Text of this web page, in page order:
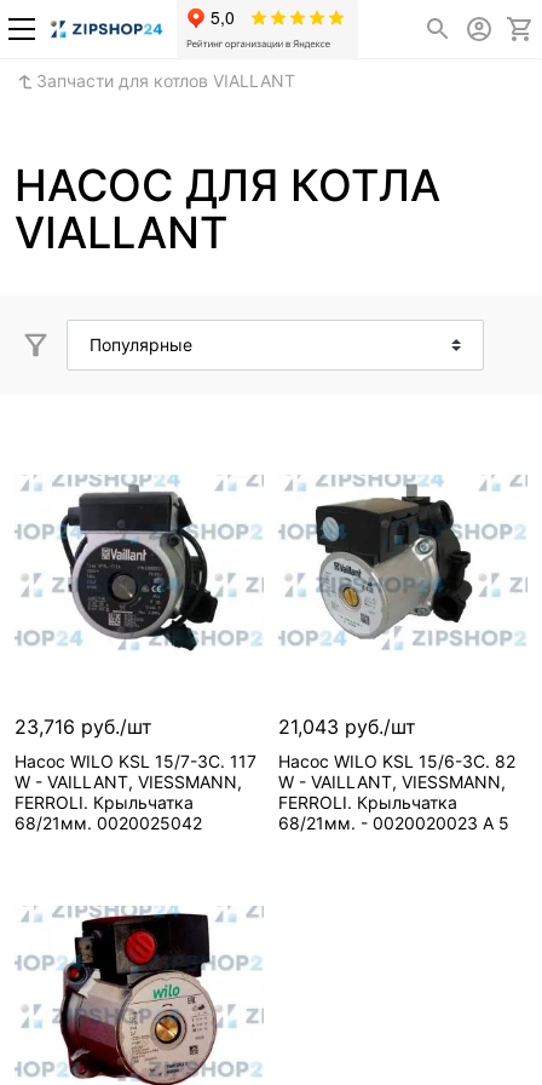
Запчасти для котлов VIALLANT
НАСОС ДЛЯ КОТЛА
VIALLANT
23,716 руб./шт
Насос WILO KSL 15/7-3C. 117
W - VAILLANT, VIESSMANN,
FERROLI. Крыльчатка
68/21мм. 0020025042
Сообщить о поступлении
Нет в наличии, можно заказать
Вид запчасти—
21,043 руб./шт
Насос WILO KSL 15/6-3C. 82
W - VAILLANT, VIESSMANN,
FERROLI. Крыльчатка
68/21мм. - 0020020023 A 5